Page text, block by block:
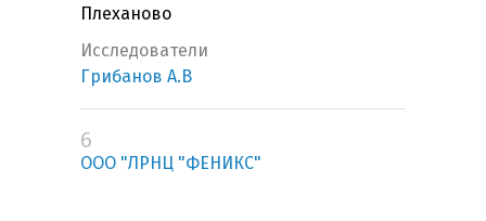
Плеханово
Исследователи
Грибанов А.В
6
ООО "ЛРНЦ "ФЕНИКС"